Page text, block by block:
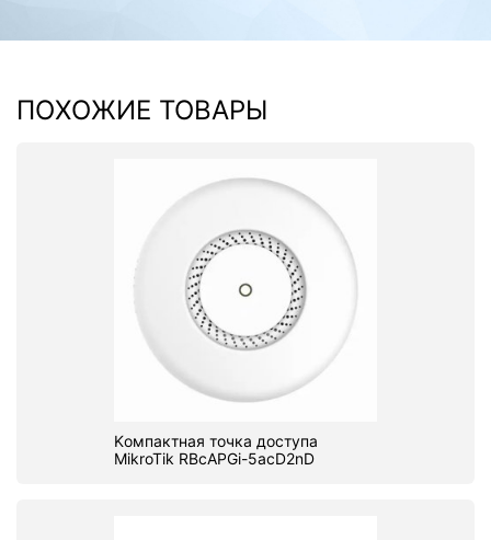
ПОХОЖИЕ ТОВАРЫ
Kомпактная точка доступа
MikroTik RBcAPGi-5acD2nD